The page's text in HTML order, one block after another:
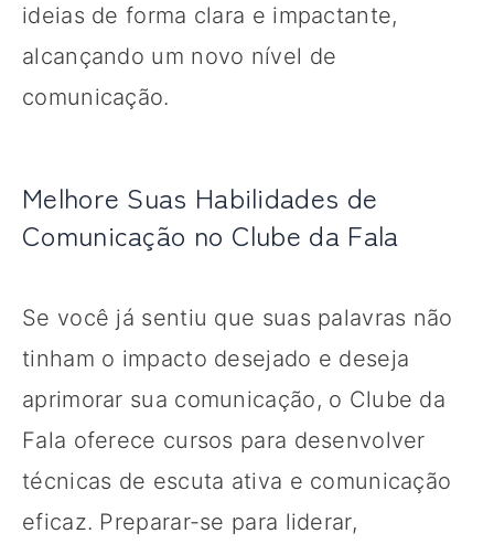
ideias de forma clara e impactante,
alcançando um novo nível de
comunicação.
Melhore Suas Habilidades de
Comunicação no Clube da Fala
Se você já sentiu que suas palavras não
tinham o impacto desejado e deseja
aprimorar sua comunicação, o Clube da
Fala oferece cursos para desenvolver
técnicas de escuta ativa e comunicação
eficaz. Preparar-se para liderar,